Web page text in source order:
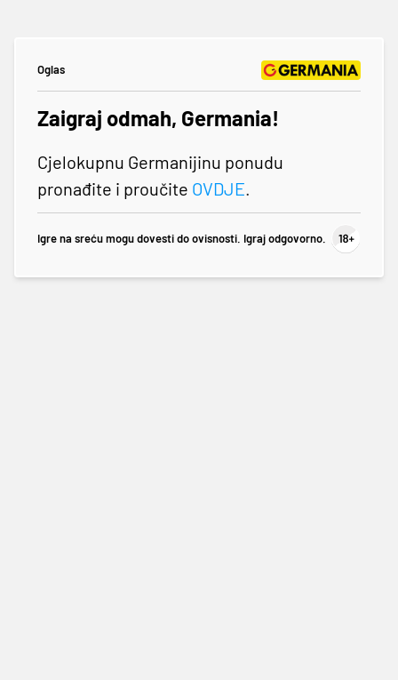
Oglas
Zaigraj odmah, Germania!
Cjelokupnu Germanijinu ponudu
pronađite i proučite OVDJE.
Igre na sreću mogu dovesti do ovisnosti. Igraj odgovorno.